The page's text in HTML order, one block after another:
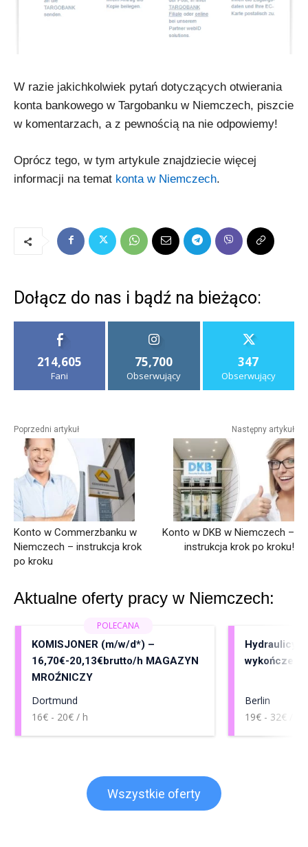
W razie jakichkolwiek pytań dotyczących otwierania
konta bankowego w Targobanku w Niemczech, piszcie
w komentarzach, a z pewnością na nie odpowiemy!
Oprócz tego, w tym artykule znajdziecie więcej
informacji na temat konta w Niemczech.
Dołącz do nas i bądź na bieżąco:
214,605
Fani
75,700
Obserwujący
347
Obserwujący
Poprzedni artykuł
Konto w Commerzbanku w
Niemczech – instrukcja krok
po kroku
Następny artykuł
Konto w DKB w Niemczech –
instrukcja krok po kroku!
Aktualne oferty pracy w Niemczech:
KOMISJONER (m/w/d*) –
16,70€-20,13€brutto/h MAGAZYN
MROŹNICZY
Dortmund
16€ - 20€ / h
Hydraulicy,
Berlin
19€ - 32€ / h
Wszystkie oferty